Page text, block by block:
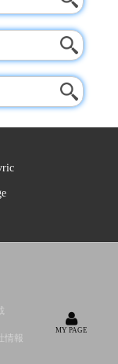
情報
MY PAGE